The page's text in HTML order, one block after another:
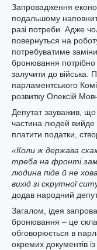
Запровадження
подальшому
разі потреби. Адже
повернуться на
потребуватиме
бронювання
залучити до війська.
парламентського
розвитку Олексій
Депутат зауважив,
частина людей вийде
платити податки,
«Коли ж держава
треба на фронті
людина піде й не
вихід зі скрутної
додав народний
Загалом, ідея
бронювання – це
обговорюється в
окремих документів